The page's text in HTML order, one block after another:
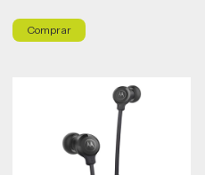
Comprar